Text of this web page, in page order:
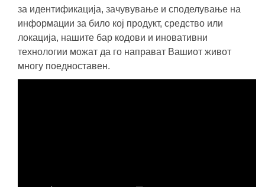
за идентификација, зачувување и споделување на
информации за било кој продукт, средство или
локација, нашите бар кодови и иновативни
технологии можат да го направат Вашиот живот
многу поедноставен.